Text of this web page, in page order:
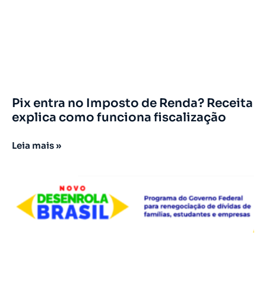
Pix entra no Imposto de Renda? Receita
explica como funciona fiscalização
Leia mais »